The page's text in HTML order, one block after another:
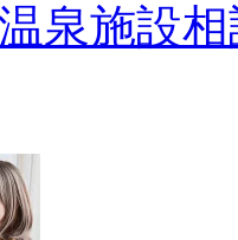
泉施設